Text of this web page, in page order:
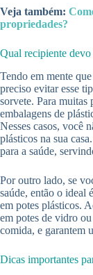
Veja também:
propriedades?
Qual recipiente
Tendo em mente
preciso evitar esse
sorvete. Para muitas
embalagens de
Nesses casos, você
plásticos na sua
para a saúde,
Por outro lado, se
saúde, então o ideal
em potes plásticos.
em potes de vidro
comida, e garantem
Dicas importantes